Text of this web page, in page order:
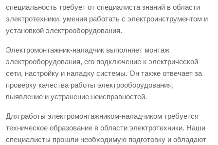
специальность требует от специалиста знаний в области
электротехники, умения работать с электроинструментом и
установкой электрооборудования.
Электромонтажник-наладчик выполняет монтаж
электрооборудования, его подключение к электрической
сети, настройку и наладку системы. Он также отвечает за
проверку качества работы электрооборудования,
выявление и устранение неисправностей.
Для работы электромонтажником-наладчиком требуется
техническое образование в области электротехники. Наши
специалисты прошли необходимую подготовку и обладают